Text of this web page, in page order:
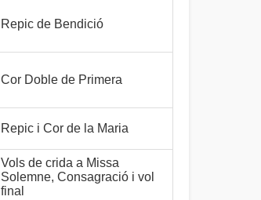
Repic de Bendició
Cor Doble de Primera
Repic i Cor de la Maria
Vols de crida a Missa
Solemne, Consagració i vol
final